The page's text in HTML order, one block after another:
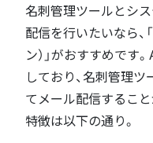
名刺管理ツールとシ
配信を行いたいなら、
ン）」がおすすめです
しており、名刺管理
てメール配信するこ
特徴は以下の通り。